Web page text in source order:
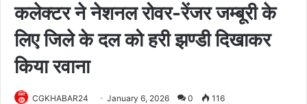
कलेक्टर ने नेशनल रोवर-रेंजर जम्बूरी के
लिए जिले के दल को हरी झण्डी दिखाकर
किया रवाना
CGKHABAR24 January 6, 2026 0 116